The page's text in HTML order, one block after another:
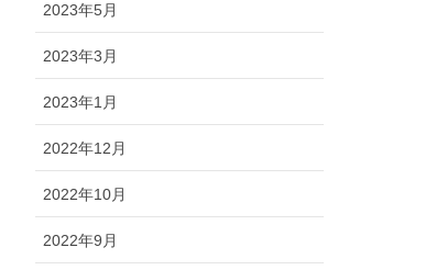
2023年5月
2023年3月
2023年1月
2022年12月
2022年10月
2022年9月